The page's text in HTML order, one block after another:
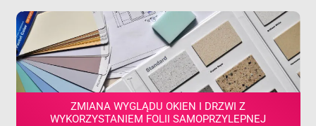
ZMIANA WYGLĄDU OKIEN I DRZWI Z
WYKORZYSTANIEM FOLII SAMOPRZYLEPNEJ